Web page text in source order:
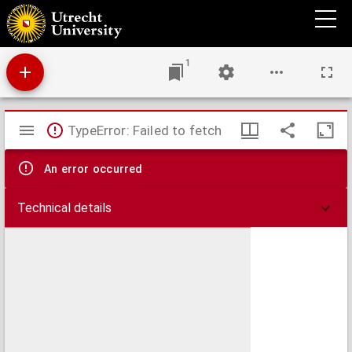
Bijvoegsel bevattende formulieren en voorbeelden der ambtsverrigtingen van regters-
commissarissen, officieren van justitie, griffiers, hulpofficieren, enz.
1
Mirador
viewer
TypeError: Failed to fetch
An error occurred
Technical details